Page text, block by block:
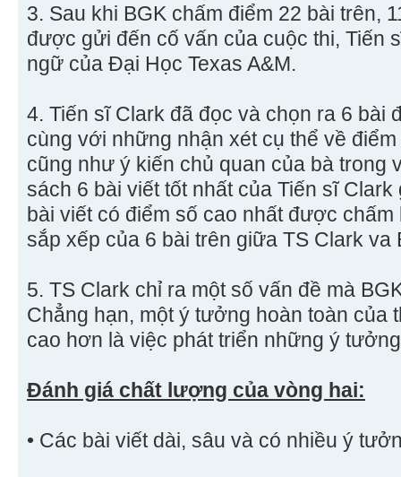
3. Sau khi BGK chấm điểm 22 bài trên,
được gửi đến cố vấn của cuộc thi, Tiến
ngữ của Đại Học Texas A&M.
4. Tiến sĩ Clark đã đọc và chọn ra 6 bài
cùng với những nhận xét cụ thể về
cũng như ý kiến chủ quan của bà trong
sách 6 bài viết tốt nhất của Tiến sĩ
bài viết có điểm số cao nhất được
sắp xếp của 6 bài trên giữa TS Clark va
5. TS Clark chỉ ra một số vấn đề mà
Chẳng hạn, một ý tưởng hoàn toàn của
cao hơn là việc phát triển những ý
Đánh giá chất lượng của vòng hai:
• Các bài viết dài, sâu và có nhiều ý